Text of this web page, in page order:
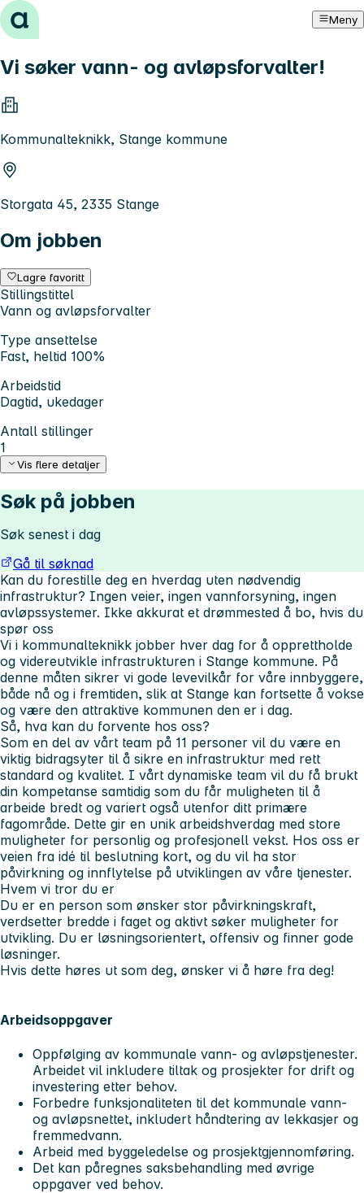
Hopp til innhold Meny
Vi søker vann- og avløpsforvalter!
Kommunalteknikk, Stange kommune
Storgata 45, 2335 Stange
Om jobben
Lagre favoritt
Stillingstittel
Vann og avløpsforvalter
Type ansettelse
Fast, heltid 100%
Arbeidstid
Dagtid, ukedager
Antall stillinger
1
Vis flere detaljer
Søk på jobben
Søk senest i dag
Gå til søknad
Kan du forestille deg en hverdag uten nødvendig
infrastruktur? Ingen veier, ingen vannforsyning, ingen
avløpssystemer. Ikke akkurat et drømmested å bo, hvis du
spør oss
Vi i kommunalteknikk jobber hver dag for å opprettholde
og videreutvikle infrastrukturen i Stange kommune. På
denne måten sikrer vi gode levevilkår for våre innbyggere,
både nå og i fremtiden, slik at Stange kan fortsette å vokse
og være den attraktive kommunen den er i dag.
Så, hva kan du forvente hos oss?
Som en del av vårt team på 11 personer vil du være en
viktig bidragsyter til å sikre en infrastruktur med rett
standard og kvalitet. I vårt dynamiske team vil du få brukt
din kompetanse samtidig som du får muligheten til å
arbeide bredt og variert også utenfor ditt primære
fagområde. Dette gir en unik arbeidshverdag med store
muligheter for personlig og profesjonell vekst. Hos oss er
veien fra idé til beslutning kort, og du vil ha stor
påvirkning og innflytelse på utviklingen av våre tjenester.
Hvem vi tror du er
Du er en person som ønsker stor påvirkningskraft,
verdsetter bredde i faget og aktivt søker muligheter for
utvikling. Du er løsningsorientert, offensiv og finner gode
løsninger.
Hvis dette høres ut som deg, ønsker vi å høre fra deg!
Arbeidsoppgaver
Oppfølging av kommunale vann- og avløpstjenester.
Arbeidet vil inkludere tiltak og prosjekter for drift og
investering etter behov.
Forbedre funksjonaliteten til det kommunale vann-
og avløpsnettet, inkludert håndtering av lekkasjer og
fremmedvann.
Arbeid med byggeledelse og prosjektgjennomføring.
Det kan påregnes saksbehandling med øvrige
oppgaver ved behov.